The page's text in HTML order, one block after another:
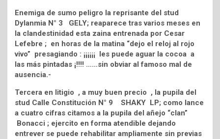
Enemiga de sumo peligro la reprisante del stud
Dylanmia N° 3 GELY; reaparece tras varios meses en
la clandestinidad esta zaina entrenada por Cesar
Lefebre ; en horas de la matina “dejo el reloj al rojo
vivo” presagiando : ¡¡¡¡¡¡ les puede aguar la cocoa a
las más pintadas ¡!!!! ……sin obviar al famoso mal de
ausencia.-
Tercera en litigio , a muy buen precio , la pupila del
stud Calle Constitución N° 9 SHAKY LP; como lance
a cuatro cifras citamos a la pupila del añejo “clan”
Bonacci ; ejercito en forma atendible dejando
entrever se puede rehabilitar ampliamente sin previas